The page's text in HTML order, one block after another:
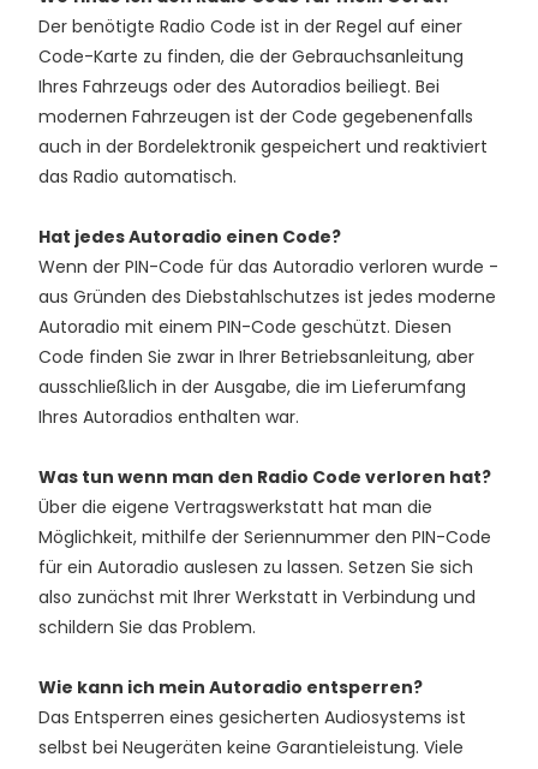
Der benötigte Radio Code ist in der Regel auf einer
Code-Karte zu finden, die der Gebrauchsanleitung
Ihres Fahrzeugs oder des Autoradios beiliegt. Bei
modernen Fahrzeugen ist der Code gegebenenfalls
auch in der Bordelektronik gespeichert und reaktiviert
das Radio automatisch.
Hat jedes Autoradio einen Code?
Wenn der PIN-Code für das Autoradio verloren wurde -
aus Gründen des Diebstahlschutzes ist jedes moderne
Autoradio mit einem PIN-Code geschützt. Diesen
Code finden Sie zwar in Ihrer Betriebsanleitung, aber
ausschließlich in der Ausgabe, die im Lieferumfang
Ihres Autoradios enthalten war.
Was tun wenn man den Radio Code verloren hat?
Über die eigene Vertragswerkstatt hat man die
Möglichkeit, mithilfe der Seriennummer den PIN-Code
für ein Autoradio auslesen zu lassen. Setzen Sie sich
also zunächst mit Ihrer Werkstatt in Verbindung und
schildern Sie das Problem.
Wie kann ich mein Autoradio entsperren?
Das Entsperren eines gesicherten Audiosystems ist
selbst bei Neugeräten keine Garantieleistung. Viele